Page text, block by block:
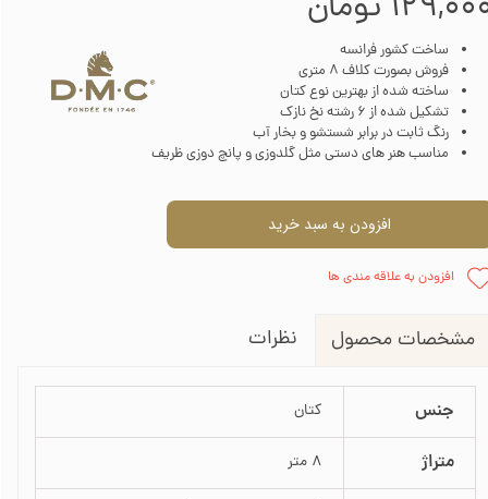
ساخت کشور فرانسه
فروش بصورت کلاف 8 متری
ساخته شده از بهترین نوع کتان
تشکیل شده از 6 رشته نخ نازک
رنگ ثابت در برابر شستشو و بخار آب
مناسب هنر های دستی مثل گلدوزی و پانچ دوزی ظریف
افزودن به سبد خرید
افزودن به علاقه مندی ها
مشخصات محصول نظرات
جنس کتان
متراژ 8 متر